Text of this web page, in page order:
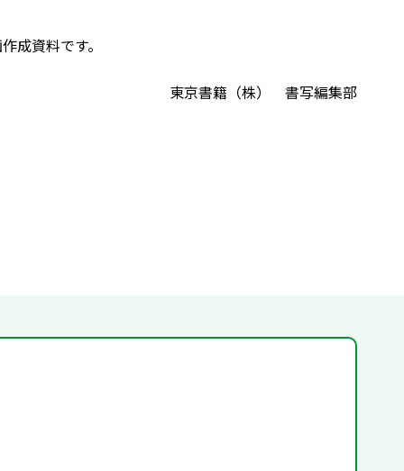
成資料です。
東京書籍（株） 書写編集部